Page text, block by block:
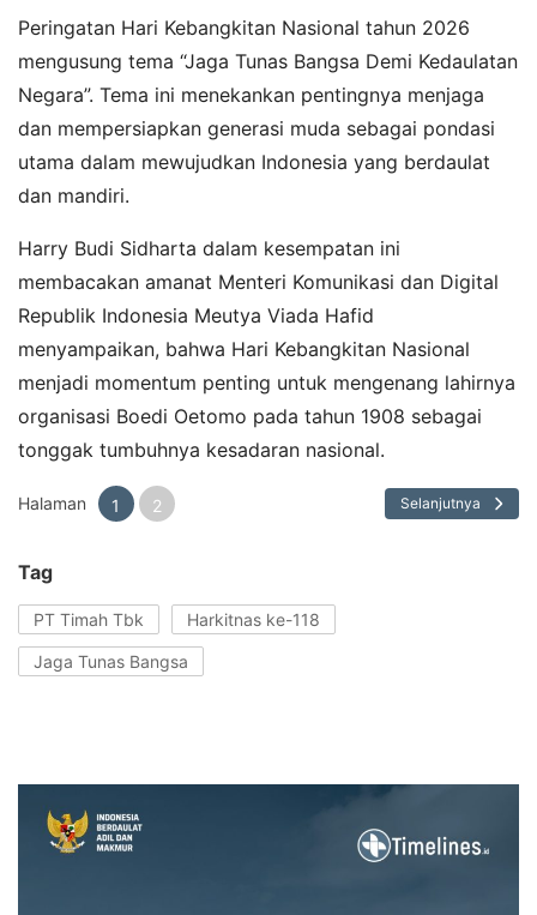
Peringatan Hari Kebangkitan Nasional tahun 2026
mengusung tema “Jaga Tunas Bangsa Demi Kedaulatan
Negara”. Tema ini menekankan pentingnya menjaga
dan mempersiapkan generasi muda sebagai pondasi
utama dalam mewujudkan Indonesia yang berdaulat
dan mandiri.
Harry Budi Sidharta dalam kesempatan ini
membacakan amanat Menteri Komunikasi dan Digital
Republik Indonesia Meutya Viada Hafid
menyampaikan, bahwa Hari Kebangkitan Nasional
menjadi momentum penting untuk mengenang lahirnya
organisasi Boedi Oetomo pada tahun 1908 sebagai
tonggak tumbuhnya kesadaran nasional.
Halaman 1 2 Selanjutnya
Tag
PT Timah Tbk Harkitnas ke-118
Jaga Tunas Bangsa